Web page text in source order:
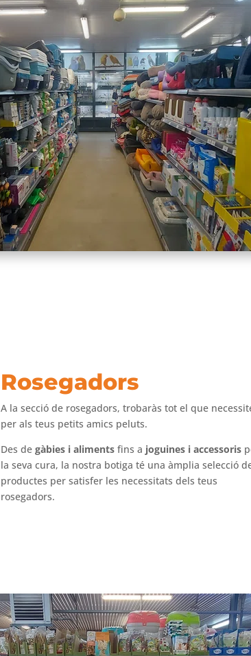
Rosegadors
A la secció de rosegadors, trobaràs tot el que
per als teus petits amics peluts.
Des de gàbies i alimentsfins a joguines i accessoris
la seva cura, la nostra botiga té una àmplia selecció
productes per satisfer les necessitats dels teus
rosegadors.